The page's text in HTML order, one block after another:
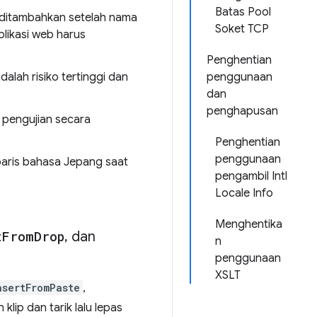
Batas Pool
Soket TCP
Penghentian
penggunaan
dan
penghapusan
Penghentian
penggunaan
pengambil Intl
Locale Info
Menghentika
n
penggunaan
XSLT
setelah nama
web harus
risiko tertinggi dan
secara
bahasa Jepang saat
FromDrop, dan
,
klip dan tarik lalu lepas